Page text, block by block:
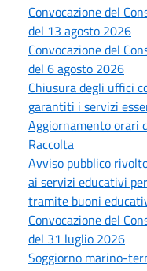
Convocazione del
del 13 agosto 2026
Convocazione del
del 6 agosto 2026
Chiusura degli uffici
garantiti i servizi
Aggiornamento orari
Raccolta
Avviso pubblico
ai servizi educativi
tramite buoni
Convocazione del
del 31 luglio 2026
Soggiorno marino-